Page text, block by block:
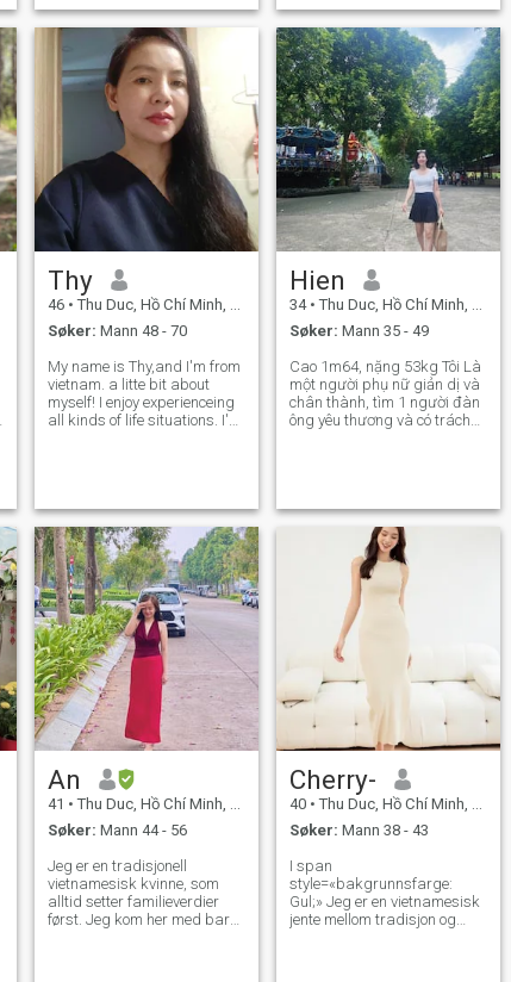
jeg vil ta vare på familien
min. Før jeg ikke stolte på
noen menn, men mitt beste
sa at ikke alle menn i denne
verden er dårlige, stoler jeg
på henne og jeg håper
fortsatt jeg kan finne et godt
menneske for resten av livet.
jeg håper i denne verden
fortsatt har en god skulder
for meg å lene seg på hver
gang jeg er ensom og hver
gang jeg er sliten. Derfor er
jeg her for å lete etter deg.
snill, ikke skade meg.
taking care of my parents
and si
Thy
46 • Thu Duc, Hồ Chí Minh, Vietnam
Søker: Mann 48 - 70
My name is Thy,and I'm from
vietnam. a litte bit about
myself! I enjoy experienceing
all kinds of life situations. I'm
forgiving and of course
Hien
34 • Thu Duc, Hồ Chí Minh, Vietnam
Søker: Mann 35 - 49
Cao 1m64, nặng 53kg Tôi Là
một người phụ nữ giản dị và
chân thành, tìm 1 người đàn
ông yêu thương và có trách
An
41 • Thu Duc, Hồ Chí Minh, Vietnam
Søker: Mann 44 - 56
Jeg er en tradisjonell
vietnamesisk kvinne, som
alltid setter familieverdier
først. Jeg kom her med bare
Cherry-
40 • Thu Duc, Hồ Chí Minh, Vietnam
Søker: Mann 38 - 43
I span
style=«bakgrunnsfarge:
Gul;» Jeg er en vietnamesisk
jente mellom tradisjon og